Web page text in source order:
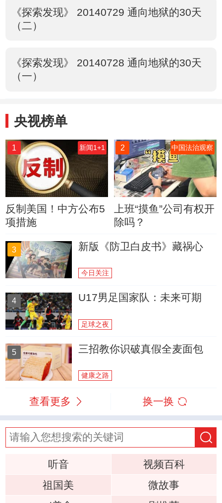
《探索发现》 20140729 通向地狱的30天
（二）
《探索发现》 20140728 通向地狱的30天
（一）
央视榜单
1 新闻1+1
反制美国！中方公布5
项措施
2 中国法治观察
上班“摸鱼”公司有权开
除吗？
3 新版《防卫白皮书》藏祸心
今日关注
4 U17男足国家队：未来可期
足球之夜
5 三招教你识破真假全麦面包
健康之路
查看更多 换一换
听音
视频百科
祖国美
微故事